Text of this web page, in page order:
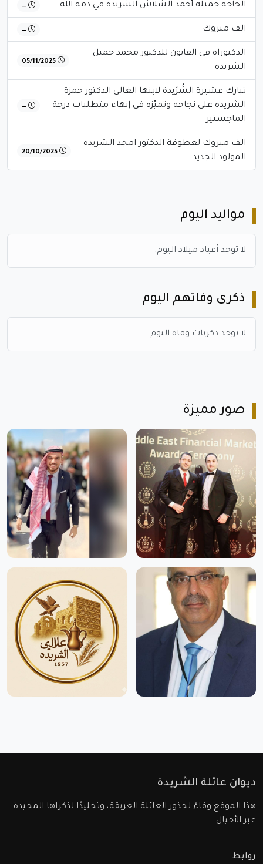
الحاجة جميلة أحمد الشلاش الشريدة في ذمه الله —
الف مبروك —
الدكتوراه في القانون للدكتور محمد جميل
الشريده
05/11/2025
تبارك عشيرة الشُرَيدة لابنها الغالي الدكتور حمزة
الشريده على نجاحه وتميّزه في إنهاء متطلبات درجة
الماجستير
—
الف مبروك لعطوفة الدكتور امجد الشريده
المولود الجديد
20/10/2025
مواليد اليوم
لا توجد أعياد ميلاد اليوم.
ذكرى وفاتهم اليوم
لا توجد ذكريات وفاة اليوم.
صور مميزة
ديوان عائلة الشريدة
هذا الموقع وفاءً لجذور العائلة العريقة، وتخليدًا لذكراها المجيدة
عبر الأجيال.
روابط